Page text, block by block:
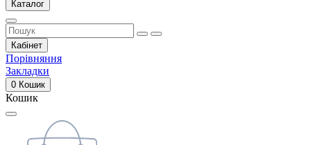
Каталог
Кабінет
Порівняння
Закладки
0 Кошик
Кошик